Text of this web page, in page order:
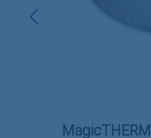
MagicTHERM